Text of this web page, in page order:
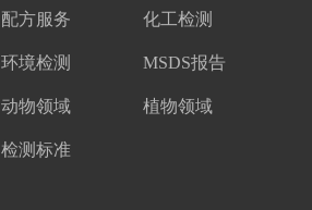
配方服务 化工检测
环境检测 MSDS报告
动物领域 植物领域
检测标准